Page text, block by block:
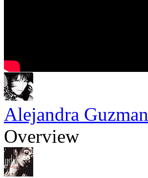
Alejandra Guzman
Overview